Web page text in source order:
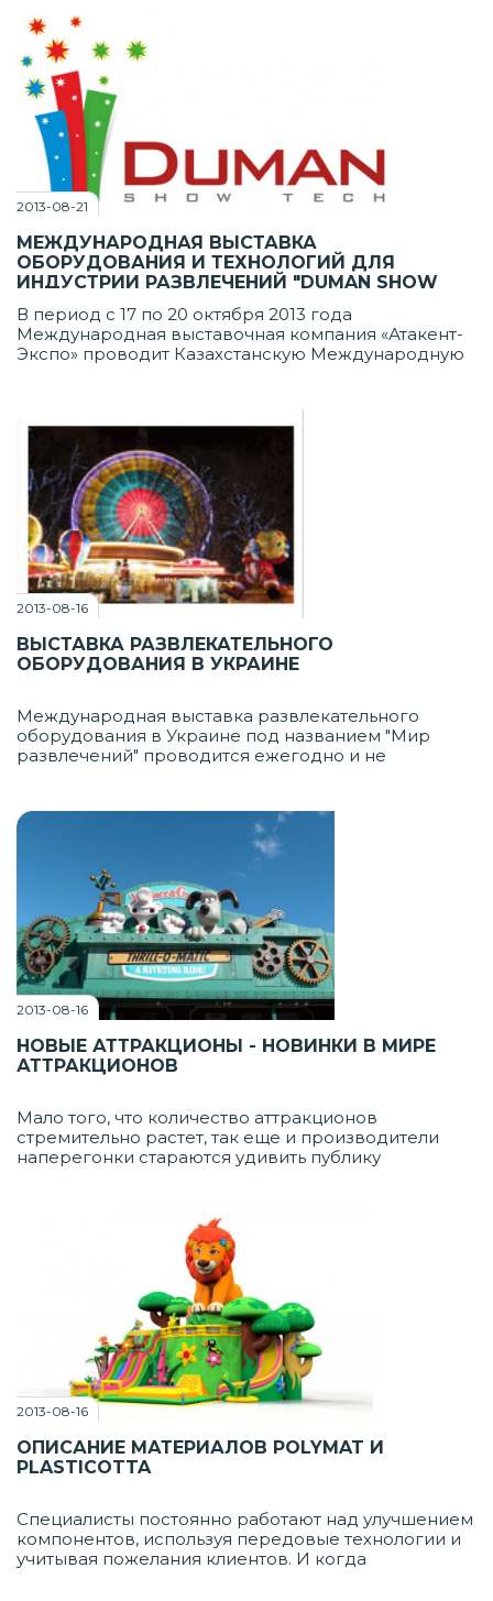
службы. На все новые модели столов для
аэрохоккея действует беспрецедентный
гарантийный срок в 2 года, все аппараты сделаны
в Польше
2013-08-21
МЕЖДУНАРОДНАЯ ВЫСТАВКА
ОБОРУДОВАНИЯ И ТЕХНОЛОГИЙ ДЛЯ
ИНДУСТРИИ РАЗВЛЕЧЕНИЙ "DUMAN SHOW
В период с 17 по 20 октября 2013 года
Международная выставочная компания «Атакент-
Экспо» проводит Казахстанскую Международную
2013-08-16
ВЫСТАВКА РАЗВЛЕКАТЕЛЬНОГО
ОБОРУДОВАНИЯ В УКРАИНЕ
Международная выставка развлекательного
оборудования в Украине под названием "Мир
развлечений" проводится ежегодно и не
традиционно в Киеве, в международном
выставочном центре на Броварском проспекте
2013-08-16
НОВЫЕ АТТРАКЦИОНЫ - НОВИНКИ В МИРЕ
АТТРАКЦИОНОВ
Мало того, что количество аттракционов
стремительно растет, так еще и производители
наперегонки стараются удивить публику
вот-вот появятся во многих странах мира.
2013-08-16
ОПИСАНИЕ МАТЕРИАЛОВ POLYMAT И
PLASTICOTTA
Специалисты постоянно работают над улучшением
компонентов, используя передовые технологии и
учитывая пожелания клиентов. И когда